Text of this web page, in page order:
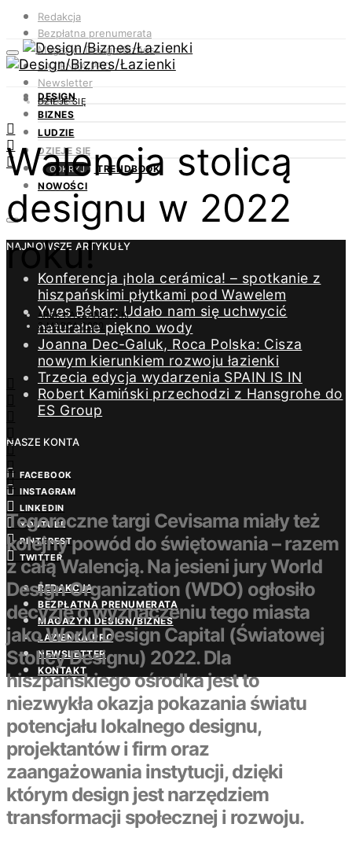
Redakcja
Bezpłatna prenumerata
Magazyn Design/Biznes
ŁAZIENKA.PRO
Newsletter
Kontakt
DESIGN
BIZNES
LUDZIE
DZIEJE SIĘ
ODKRYJ
TRENDBOOK
NOWOŚCI
NAJNOWSZE ARTYKUŁY
Konferencja ¡hola cerámica! – spotkanie z
hiszpańskimi płytkami pod Wawelem
Yves Béhar: Udało nam się uchwycić
naturalne piękno wody
Joanna Dec-Galuk, Roca Polska: Cisza
nowym kierunkiem rozwoju łazienki
Trzecia edycja wydarzenia SPAIN IS IN
Robert Kamiński przechodzi z Hansgrohe do
ES Group
NASZE KONTA
FACEBOOK
INSTAGRAM
LINKEDIN
YOUTUBE
PINTEREST
TWITTER
REDAKCJA
BEZPŁATNA PRENUMERATA
MAGAZYN DESIGN/BIZNES
ŁAZIENKA.PRO
NEWSLETTER
KONTAKT
DZIEJE SIĘ
Walencja stolicą
designu w 2022
roku!
AREK KACZANOWSKI
8 MARCA 2020
Tegoroczne targi Cevisama miały też
kolejny powód do świętowania – razem
z całą Walencją. Na jesieni jury World
Design Organization (WDO) ogłosiło
decyzję o wyznaczeniu tego miasta
jako World Design Capital (Światowej
Stolicy Designu) 2022. Dla
hiszpańskiego ośrodka jest to
niezwykła okazja pokazania światu
potencjału lokalnego designu,
projektantów i firm oraz
zaangażowania instytucji, dzięki
którym design jest narzędziem
transformacji społecznej i rozwoju.